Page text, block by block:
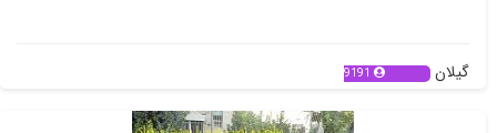
گیلان 9191